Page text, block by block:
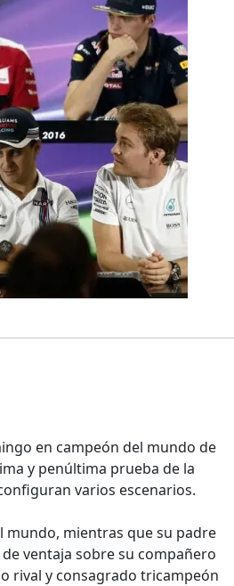
en campeón del mundo de
y penúltima prueba de la
varios escenarios.
mundo, mientras que su padre
ventaja sobre su compañero
rival y consagrado tricampeón